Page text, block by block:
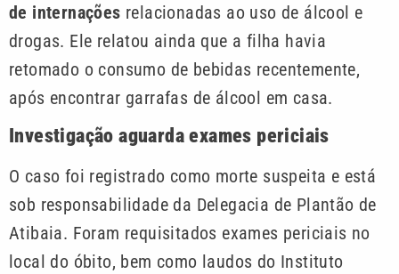
de internações relacionadas ao uso de álcool e
drogas. Ele relatou ainda que a filha havia
retomado o consumo de bebidas recentemente,
após encontrar garrafas de álcool em casa.
Investigação aguarda exames periciais
O caso foi registrado como morte suspeita e está
sob responsabilidade da Delegacia de Plantão de
Atibaia. Foram requisitados exames periciais no
local do óbito, bem como laudos do Instituto